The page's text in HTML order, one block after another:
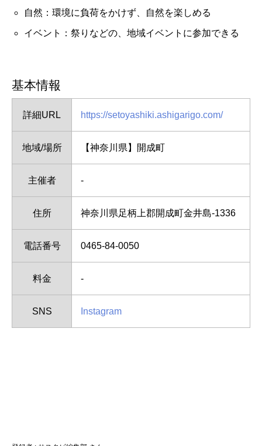
自然：環境に負荷をかけず、自然を楽しめる
イベント：祭りなどの、地域イベントに参加できる
基本情報
詳細URL https://setoyashiki.ashigarigo.com/
地域/場所 【神奈川県】開成町
主催者 -
住所 神奈川県足柄上郡開成町金井島-1336
電話番号 0465-84-0050
料金 -
SNS Instagram